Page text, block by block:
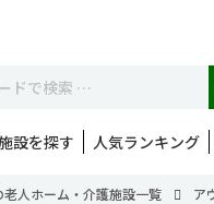
設を探す 人気ランキング
老人ホーム・介護施設一覧 ア